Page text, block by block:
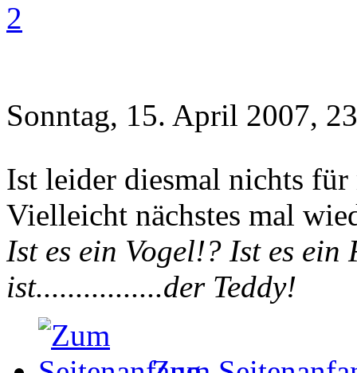
2
Sonntag, 15. April 2007,
Ist leider diesmal nichts
Vielleicht nächstes mal
Ist es ein Vogel!? Ist es ein
ist................der Teddy!